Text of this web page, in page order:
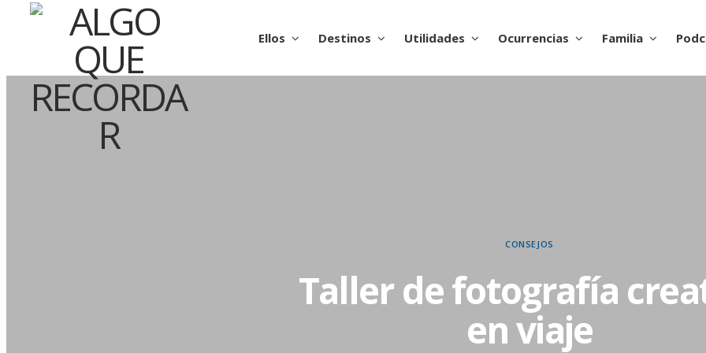
Ellos Destinos Utilidades Ocurrencias Familia
CONSEJOS
Taller de fotografía
en viaje